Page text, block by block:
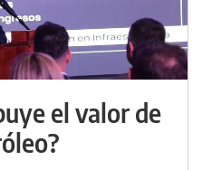
el valor de